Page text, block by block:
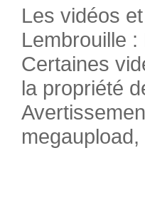
Les vidéos
Lembrouille
Certaines
la propriété